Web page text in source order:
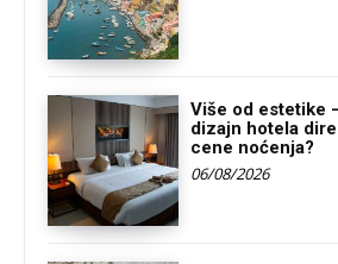
Više od estetike
dizajn hotela
cene noćenja?
06/08/2026